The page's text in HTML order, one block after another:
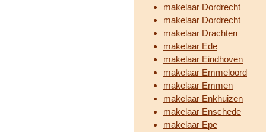
makelaar Dordrecht
makelaar Dordrecht
makelaar Drachten
makelaar Ede
makelaar Eindhoven
makelaar Emmeloord
makelaar Emmen
makelaar Enkhuizen
makelaar Enschede
makelaar Epe